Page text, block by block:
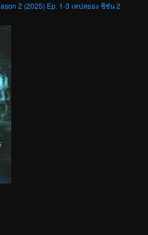
2 (2025) Ep. 1-3 เทปสยอง ซีซัน 2